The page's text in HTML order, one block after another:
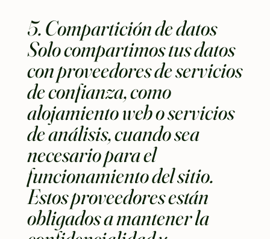
5. Compartición de datos
Solo compartimos tus datos
con proveedores de servicios
de confianza, como
alojamiento web o servicios
de análisis, cuando sea
necesario para el
funcionamiento del sitio.
Estos proveedores están
obligados a mantener la